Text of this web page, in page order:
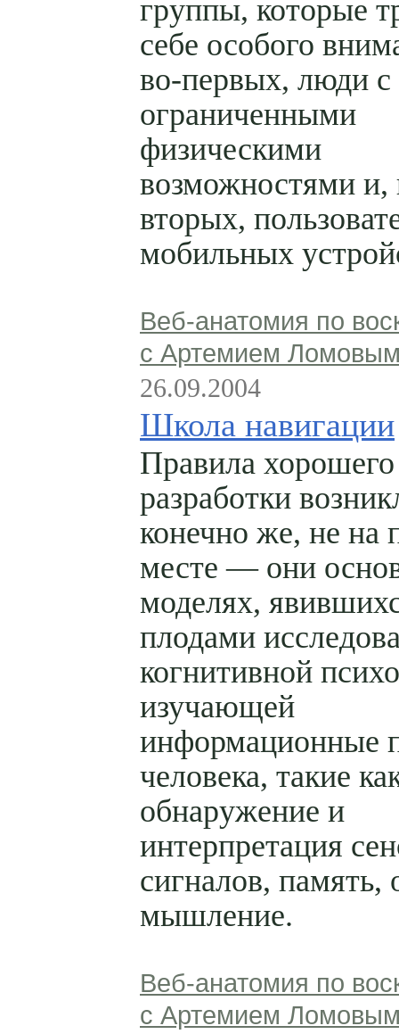
группы, которые
себе особого
во-первых, люди с
ограниченными
физическими
возможностями и,
вторых,
мобильных
Веб-анатомия по
с Артемием
26.09.2004
Школа навигации
Правила
разработки
конечно же, не на
месте — они
моделях,
плодами
когнитивной
изучающей
информационные
человека, такие
обнаружение и
интерпретация
сигналов, память,
мышление.
Веб-анатомия по
с Артемием